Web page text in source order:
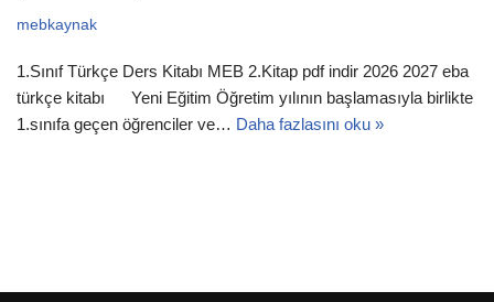
mebkaynak
1.Sınıf Türkçe Ders Kitabı MEB 2.Kitap pdf indir 2026 2027 eba
türkçe kitabı Yeni Eğitim Öğretim yılının başlamasıyla birlikte
1.sınıfa geçen öğrenciler ve… Daha fazlasını oku »